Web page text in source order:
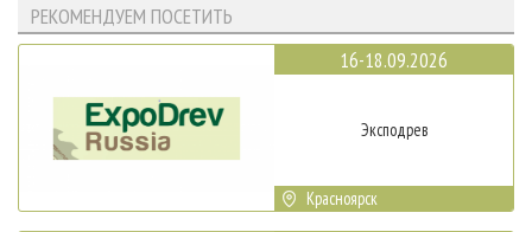
РЕКОМЕНДУЕМ ПОСЕТИТЬ
16-18.09.2026
Эксподрев
Красноярск